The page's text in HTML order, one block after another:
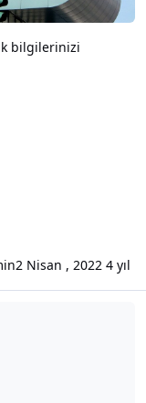
bilgilerinizi
2 Nisan , 20224 yıl